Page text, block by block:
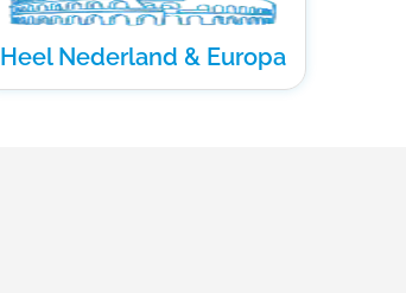
Heel Nederland & Europa